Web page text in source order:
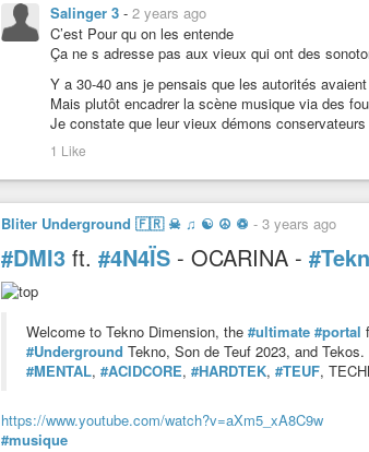
Salinger 3 - 2 years ago
C’est Pour qu on les entende
Ça ne s adresse pas aux vieux qui ont des
Y a 30-40 ans je pensais que les autorités
Mais plutôt encadrer la scène musique via des
Je constate que leur vieux démons
1 Like
Bliter Underground 🇫🇷 ☠ ♫ ☯ ☮ ♽ - 3 years ago
#DMI3 ft. #4N4ÏS - OCARINA -
Welcome to Tekno Dimension, the #ultimate #portal
#Underground Tekno, Son de Teuf 2023, and
#MENTAL, #ACIDCORE, #HARDTEK, #TEUF,
https://www.youtube.com/watch?v=aXm5_xA8C9w
#musique